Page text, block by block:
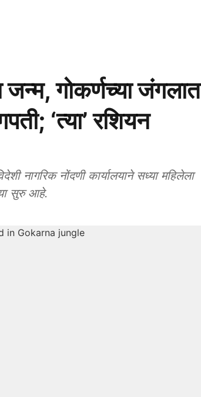
जन्म, गोकर्णच्या जंगलात
‘त्या’ रशियन
नागरिक नोंदणी कार्यालयाने सध्या महिलेला
सुरु आहे.